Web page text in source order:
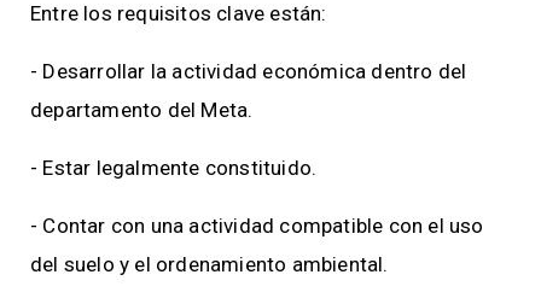
Entre los requisitos clave están:
- Desarrollar la actividad económica dentro del
departamento del Meta.
- Estar legalmente constituido.
- Contar con una actividad compatible con el uso
del suelo y el ordenamiento ambiental.